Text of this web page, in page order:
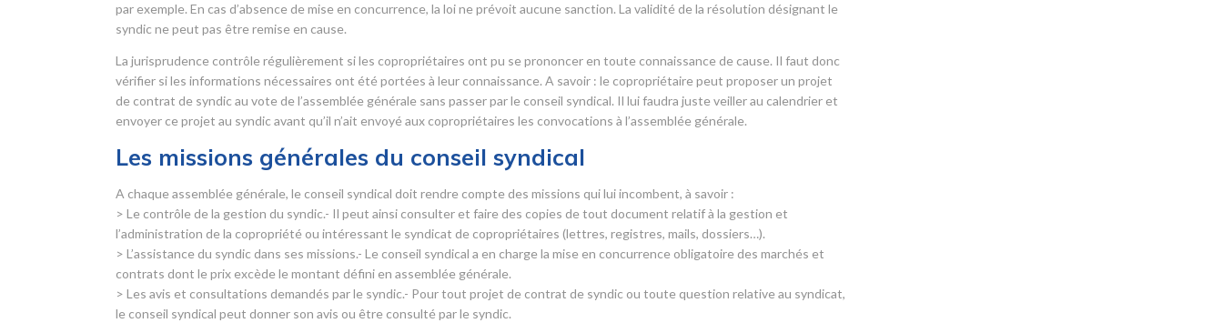
par exemple. En cas d’absence de mise en concurrence, la loi ne prévoit aucune sanction. La validité de la résolution désignant le
syndic ne peut pas être remise en cause.
La jurisprudence contrôle régulièrement si les copropriétaires ont pu se prononcer en toute connaissance de cause. Il faut donc
vérifier si les informations nécessaires ont été portées à leur connaissance. A savoir : le copropriétaire peut proposer un projet
de contrat de syndic au vote de l’assemblée générale sans passer par le conseil syndical. Il lui faudra juste veiller au calendrier et
envoyer ce projet au syndic avant qu’il n’ait envoyé aux copropriétaires les convocations à l’assemblée générale.
Les missions générales du conseil syndical
A chaque assemblée générale, le conseil syndical doit rendre compte des missions qui lui incombent, à savoir :
> Le contrôle de la gestion du syndic.- Il peut ainsi consulter et faire des copies de tout document relatif à la gestion et
l’administration de la copropriété ou intéressant le syndicat de copropriétaires (lettres, registres, mails, dossiers…).
> L’assistance du syndic dans ses missions.- Le conseil syndical a en charge la mise en concurrence obligatoire des marchés et
contrats dont le prix excède le montant défini en assemblée générale.
> Les avis et consultations demandés par le syndic.- Pour tout projet de contrat de syndic ou toute question relative au syndicat,
le conseil syndical peut donner son avis ou être consulté par le syndic.